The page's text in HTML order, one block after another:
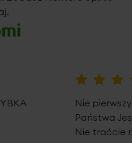
Nie
Państwa
Nie traćcie